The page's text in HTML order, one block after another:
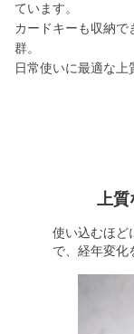
ています。
カードキーも収納で
群。
日常使いに最適な上
上質
使い込むほど
で、経年変化